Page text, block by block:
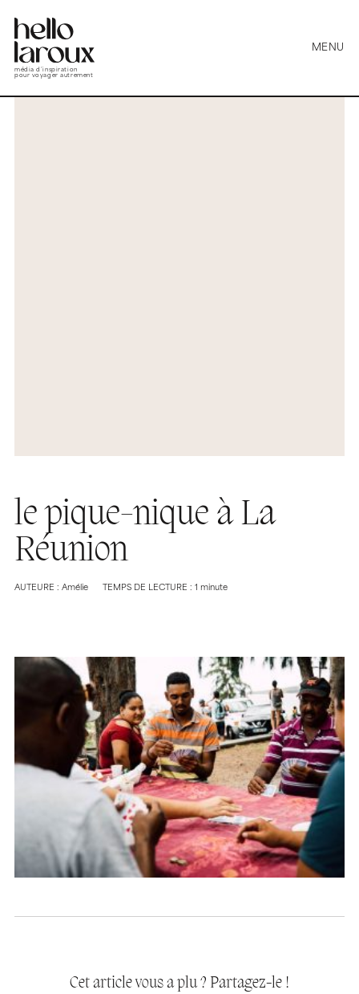
média d’inspiration
pour voyager autrement
MENU
le pique-nique à La
Réunion
AUTEURE : Amélie TEMPS DE LECTURE : 1 minute
Cet article vous a plu ? Partagez-le !